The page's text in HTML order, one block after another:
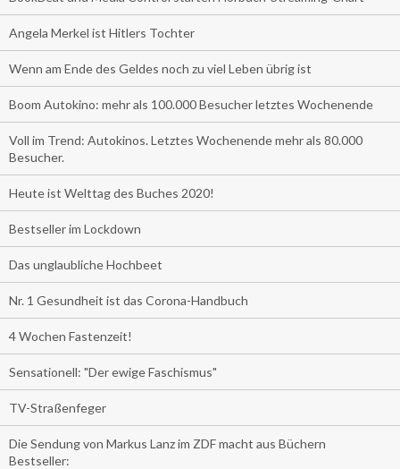
Angela Merkel ist Hitlers Tochter
Wenn am Ende des Geldes noch zu viel Leben übrig ist
Boom Autokino: mehr als 100.000 Besucher letztes Wochenende
Voll im Trend: Autokinos. Letztes Wochenende mehr als 80.000
Besucher.
Heute ist Welttag des Buches 2020!
Bestseller im Lockdown
Das unglaubliche Hochbeet
Nr. 1 Gesundheit ist das Corona-Handbuch
4 Wochen Fastenzeit!
Sensationell: "Der ewige Faschismus"
TV-Straßenfeger
Die Sendung von Markus Lanz im ZDF macht aus Büchern
Bestseller: